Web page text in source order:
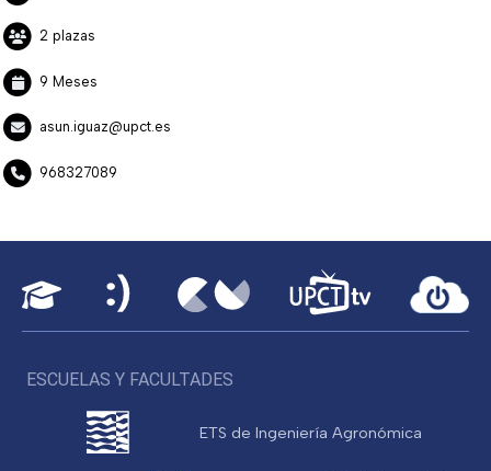
2 plazas
9 Meses
asun.iguaz@upct.es
968327089
ESCUELAS Y FACULTADES
ETS de Ingeniería Agronómica